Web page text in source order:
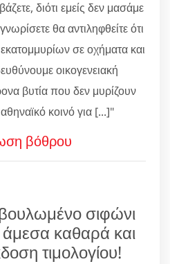
διότι εμείς δεν μασάμε
θα αντιληφθείτε ότι
σε οχήματα και
οικογενειακή
βυτία που δεν μυρίζουν
κοινό για [...]"
βόθρου
σιφώνι
καθαρά και
τιμολογίου!